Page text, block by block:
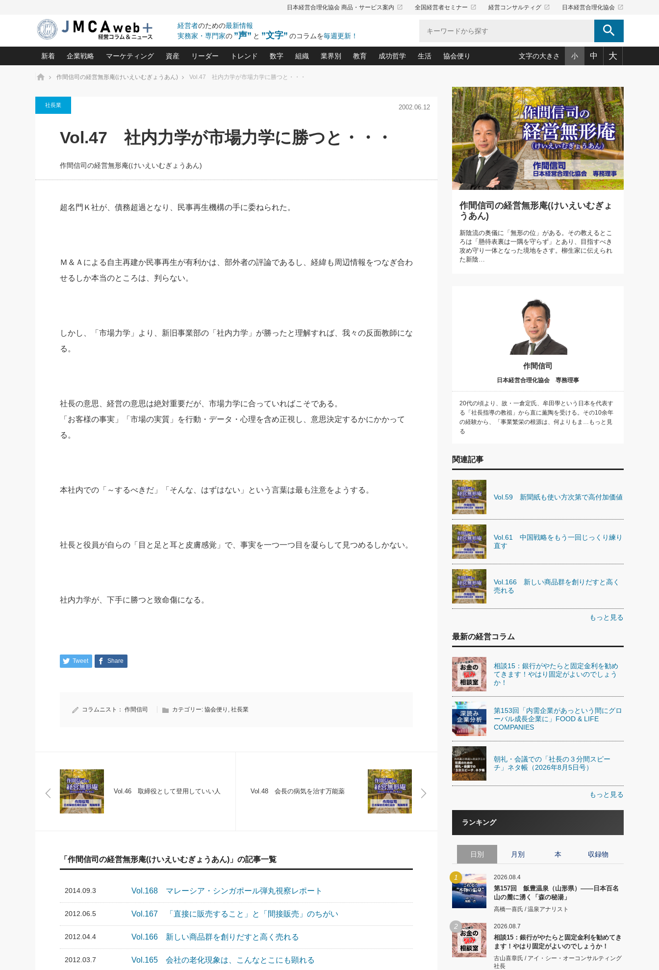
日本経営合理化協会 商品・サービス案内 launch 全国経営者セミナー launch 経営コンサルティグ launch 日本経営合理化協会 launch
経営者のための最新情報
実務家・専門家の ”声” と ”文字” のコラムを毎週更新！ search
新着
2026.08.7
がよいのでしょうか！
2026.08.7
FOOD & LIFE COMPANIES
日号）
2026.08.5 2026.08.5
第86回 「言葉狩り」
もっとみる
企業戦略
中小企業の「１位づくり」戦略(96)
利益を最大化する「業務改善」横田尚哉氏(5)
強い会社を築く ビジネス・クリニック(240)
日本レーザー「人を大切にしながら利益を上げる経営」の極意
武器としてのM&A入門(3)
継続経営 百話百行(85)
マーケティング
ロングセラーの玉手箱(9)
は(5)
最高の自分を表現する 成功イメージ戦略(77)
資産
中国経済の最新動向(204)
事業承継の前に、決めておきたい、知っておきたい、やってお
会社と社長のための資産管理講座(95)
リーダー
ピョートル・F・グジバチの『経営戦略の新常識』(12)
朝礼・会議での「社長の３分間スピーチ」ネタ帳(159)
次もあなたにお願いしたいと思われる「一流の仕事術」(28)
トレンド
北村森の「今月のヒット商品」(109)
数字
おカネが残る決算書にするために、やっておきたいこと(34)
会社を守り抜くための緊急対策(100)
強い決算書の会社はココが違う！(36)
賢い社長の「経理財務の見どころ・勘どころ・ツッコミどこ
組織
職場の生産性を下げるハラスメントの予防策(10)
賃金決定の定石(68)
顧客・社員・社会から支持される「ウェルビーイング経営入
業界別
大久保一彦の“流行る”お店の仕組みづくり(210)
柿内幸夫─社長のための現場改善(174)
教育
あなただからお願いしたいと思われる 気配りの達人(127)
クレーム対応 実践マニュアル(92)
クレーム対応の新知識と新常識(57)
デキル社員に育てる！ 社員教育の決め手(203)
東川鷹年の「中小企業の人育て」(38)
成功哲学
中国哲学に学ぶ 不況は会社守成の好機(38)
令和時代の「社長の人間力の磨き方」(86)
先人の名句名言の教え 東洋思想に学ぶ経営学(132)
渡部昇一の「日本の指導者たち」(32)
経営に活かす“十八史略”(30)
生活
おのころ心平の ──社長のための「か・ら・だマネジメント」
(50)
デジタルＡＶを味方に！新・仕事術(180)
リーダー脳の鍛え方(32)
ワインを楽しむ基礎レッスン(12)
必読！社長が読むべき今月の4冊(88)
眼と耳で楽しむ読書術(162)
社長の「氣」(30)
米国スポーツ・ビジネスに学ぶ心理学(98)
高橋一喜の『これぞ！"本物の温泉"』(157)
協会便り
「愛読者通信」著者インタビュー(44)
ビジネス見聞録 経営ニュース(100)
作間信司の経営無形庵(けいえいむぎょうあん)(166)
経営セミナー情報局(1)
繁栄への着眼点 牟田太陽(76)
講話を聞いて学ぼう 実学・耳学・磨く「ミミガク」のすすめ
(7)
文字の大きさ 小 中 大
ホーム 作間信司の経営無形庵(けいえいむぎょうあん) Vol.47 社内力学が市場力学に勝つと・・・
社長業 2002.06.12
Vol.47 社内力学が市場力学に勝つと・・・
作間信司の経営無形庵(けいえいむぎょうあん)
超名門Ｋ社が、債務超過となり、民事再生機構の手に委ねられた。
Ｍ＆Ａによる自主再建か民事再生が有利かは、部外者の評論であるし、経緯も周辺情報をつなぎ合わ
せるしか本当のところは、判らない。
しかし、「市場力学」より、新旧事業部の「社内力学」が勝ったと理解すれば、我々の反面教師にな
る。
社長の意思、経営の意思は絶対重要だが、市場力学に合っていればこそである。
「お客様の事実」「市場の実質」を行動・データ・心理を含め正視し、意思決定するかにかかって
る。
本社内での「～するべきだ」「そんな、はずはない」という言葉は最も注意をようする。
社長と役員が自らの「目と足と耳と皮膚感覚」で、事実を一つ一つ目を凝らして見つめるしかない。
社内力学が、下手に勝つと致命傷になる。
Tweet Share
コラムニスト： 作間信司 カテゴリー: 協会便り , 社長業
Vol.46 取締役として登用していい人 Vol.48 会長の病気を治す万能薬
「作間信司の経営無形庵(けいえいむぎょうあん)」の記事一覧
2014.09.3 Vol.168 マレーシア・シンガポール弾丸視察レポート
2012.06.5 Vol.167 「直接に販売すること」と「間接販売」のちがい
2012.04.4 Vol.166 新しい商品群を創りだすと高く売れる
2012.03.7 Vol.165 会社の老化現象は、こんなとこにも顕れる
作間信司の経営無形庵(けいえいむぎょ
うあん)
新陰流の奥儀に「無形の位」がある。その教えるとこ
ろは「懸待表裏は一隅を守らず」とあり、目指すべき
攻め守り一体となった境地をさす。柳生家に伝えられ
た新陰…
作間信司
日本経営合理化協会 専務理事
20代の頃より、故・一倉定氏、牟田學という日本を代表す
る「社長指導の教祖」から直に薫陶を受ける。その10余年
の経験から、「事業繁栄の根源は、何よりもま…もっと見
る
関連記事
Vol.59 新聞紙も使い方次第で高付加価値
Vol.61 中国戦略をもう一回じっくり練り
直す
Vol.166 新しい商品群を創りだすと高く
売れる
もっと見る
最新の経営コラム
相談15：銀行がやたらと固定金利を勧め
てきます！やはり固定がよいのでしょう
か！
第153回「内需企業があっという間にグロ
ーバル成長企業に」FOOD & LIFE
COMPANIES
朝礼・会議での「社長の３分間スピー
チ」ネタ帳（2026年8月5日号）
もっと見る
ランキング
日別 月別 本 収録物
1 2026.08.4
第157回 飯豊温泉（山形県）――日本百名
山の麓に湧く「森の秘湯」
高橋一喜氏 / 温泉アナリスト
2 2026.08.7
相談15：銀行がやたらと固定金利を勧めてき
ます！やはり固定がよいのでしょうか！
古山喜章氏 / アイ・シー・オーコンサルティング
社長